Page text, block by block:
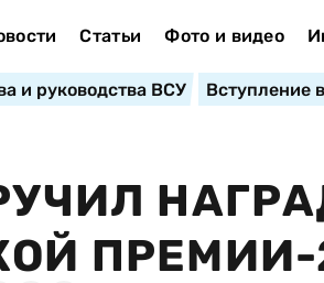
Статьи Фото и видео
и руководства ВСУ Вступление
ПРЕМИИ-